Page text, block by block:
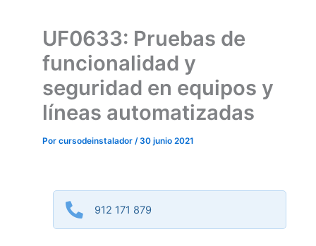
UF0633: Pruebas de
funcionalidad y
seguridad en equipos y
líneas automatizadas
Por cursodeinstalador /30 junio 2021
912 171 879